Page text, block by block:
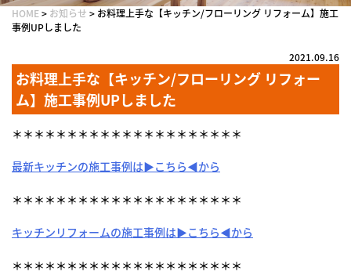
HOME> お知らせ > お料理上手な【キッチン/フローリング リフォーム】施工
事例UPしました
2021.09.16
お料理上手な【キッチン/フローリング リフォー
ム】施工事例UPしました
＊＊＊＊＊＊＊＊＊＊＊＊＊＊＊＊＊＊＊＊＊
最新キッチンの施工事例は▶こちら◀から
＊＊＊＊＊＊＊＊＊＊＊＊＊＊＊＊＊＊＊＊＊
キッチンリフォームの施工事例は▶こちら◀から
＊＊＊＊＊＊＊＊＊＊＊＊＊＊＊＊＊＊＊＊＊